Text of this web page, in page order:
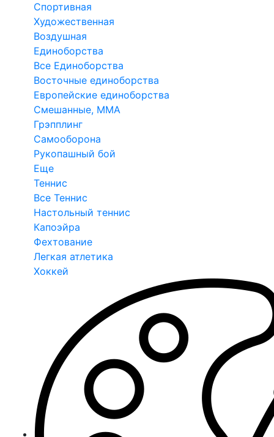
Спортивная
Художественная
Воздушная
Единоборства
Все Единоборства
Восточные единоборства
Европейские единоборства
Смешанные, ММА
Грэпплинг
Самооборона
Рукопашный бой
Еще
Теннис
Все Теннис
Настольный теннис
Капоэйра
Фехтование
Легкая атлетика
Хоккей